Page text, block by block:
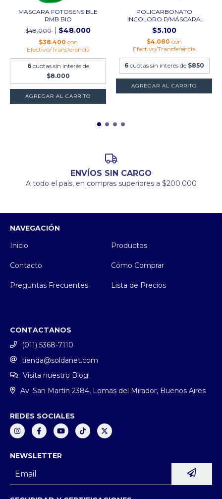
MASCARA FOTOSENSIBLE
RMB BIO
$48.000
$48.000
$38.400 con
Efectivo/Transferencia
6 cuotas sin interés de
$8.000
POLICARBONATO
INCOLORO P/MÁSCARA
SOLDAR...
$5.100
$4.080 con
Efectivo/Transferencia
6 cuotas sin interés de $850
ENVÍOS SIN CARGO
A todo el país, en compras superiores a $200.000
NAVEGACIÓN
Inicio
Productos
Contacto Cómo Comprar
Preguntas Frecuentes Lista de Precios
CONTACTANOS
(011) 5368-7110
tienda@soldanet.com
Visita nuestro Blog!
Av. San Martín 2384, Lomas del Mirador, Buenos Aires
REDES SOCIALES
NEWSLETTER